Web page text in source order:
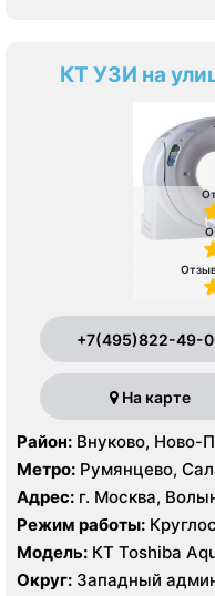
КТ УЗИ на
+7(495)822-49-
На карте
Район: Внуково, Ново-
Матвеевское,
Тропарёво-Никулино
Метро: Румянцево,
Рассказовка,
шоссе
Адрес: г. Москва,
Режим работы:
Модель: КТ Toshiba
GE Logiq P6, Medison
Округ: Западный